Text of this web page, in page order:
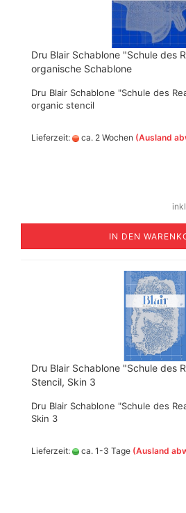
Dru Blair Schablone "Schule des
organische Schablone
Dru Blair Schablone "Schule des
organic stencil
Lieferzeit: ca. 2 Wochen (Ausland
IN DEN
Dru Blair Schablone "Schule des
Stencil, Skin 3
Dru Blair Schablone "Schule des
Skin 3
Lieferzeit: ca. 1-3 Tage (Ausland